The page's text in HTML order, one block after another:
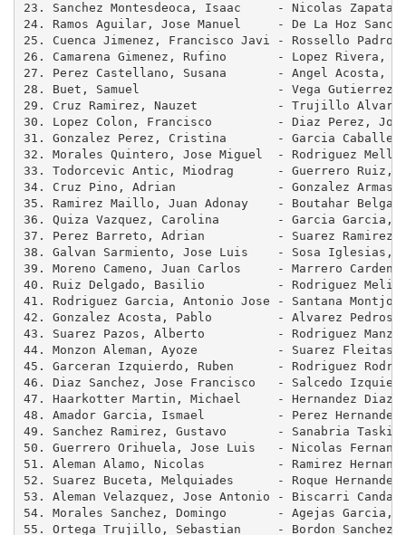
23. Sanchez Montesdeoca, Isaac     - Nicolas
24. Ramos Aguilar, Jose Manuel     - De La Hoz
25. Cuenca Jimenez, Francisco Javi - Rossello
26. Camarena Gimenez, Rufino       - Lopez
27. Perez Castellano, Susana       - Angel Acosta,
28. Buet, Samuel                   - Vega
29. Cruz Ramirez, Nauzet           - Trujillo
30. Lopez Colon, Francisco         - Diaz Perez,
31. Gonzalez Perez, Cristina       - Garcia
32. Morales Quintero, Jose Miguel  - Rodriguez
33. Todorcevic Antic, Miodrag      - Guerrero
34. Cruz Pino, Adrian              - Gonzalez
35. Ramirez Maillo, Juan Adonay    - Boutahar
36. Quiza Vazquez, Carolina        - Garcia Garcia,
37. Perez Barreto, Adrian          - Suarez
38. Galvan Sarmiento, Jose Luis    - Sosa
39. Moreno Cameno, Juan Carlos     - Marrero
40. Ruiz Delgado, Basilio          - Rodriguez
41. Rodriguez Garcia, Antonio Jose - Santana
42. Gonzalez Acosta, Pablo         - Alvarez
43. Suarez Pazos, Alberto          - Rodriguez
44. Monzon Aleman, Ayoze           - Suarez
45. Garceran Izquierdo, Ruben      - Rodriguez
46. Diaz Sanchez, Jose Francisco   - Salcedo
47. Haarkotter Martin, Michael     - Hernandez
48. Amador Garcia, Ismael          - Perez
49. Sanchez Ramirez, Gustavo       - Sanabria
50. Guerrero Orihuela, Jose Luis   - Nicolas
51. Aleman Alamo, Nicolas          - Ramirez
52. Suarez Buceta, Melquiades      - Roque
53. Aleman Velazquez, Jose Antonio - Biscarri
54. Morales Sanchez, Domingo       - Agejas
55. Ortega Trujillo, Sebastian     - Bordon Sanchez,